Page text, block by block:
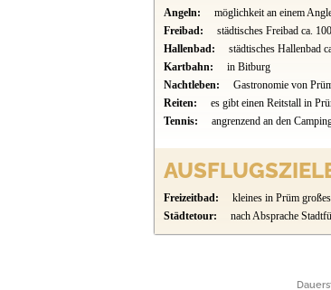
Angeln: möglichkeit an einem
Freibad:
städtisches Freibad ca.
Hallenbad:
städtisches Hallenbad
Kartbahn:
in Bitburg
Nachtleben:
Gastronomie von
Reiten:
es gibt einen Reitstall in
Tennis:
angrenzend an den
Freizeitbad: kleines in Prüm
Städtetour:
nach Absprache